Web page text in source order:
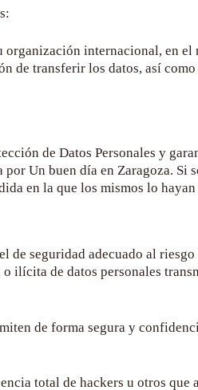
internacional, en el
de transferir los datos, así
de Datos Personales y
por Un buen día en Zaragoza. Si
en la que los mismos lo
seguridad adecuado al
ilícita de datos personales
de forma segura y
total de hackers u otros que